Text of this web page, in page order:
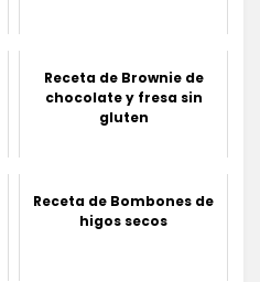
Receta de Brownie de
chocolate y fresa sin
gluten
Receta de Bombones de
higos secos